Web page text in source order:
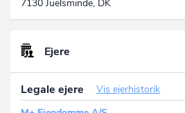
7130 Juelsminde, DK
Ejere
Legale ejere
Vis ejerhistorik